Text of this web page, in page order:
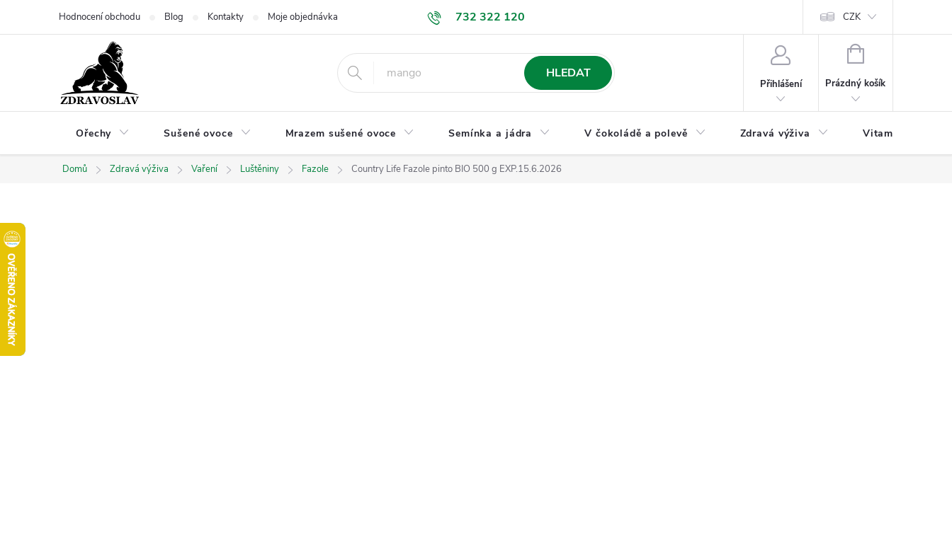
732 322 120
Hodnocení obchodu Blog Kontakty Moje objednávka GDPR a ochrana osobních údajů Jak nakupovat Formulář pro odstoupení od
CZK
HLEDAT
Přihlášení
NÁKUPNÍ
Prázdný košík
Ořechy Sušené ovoce Mrazem sušené ovoce Semínka a jádra V čokoládě a polevě Zdravá výživa Vitamíny a
Domů Zdravá výživa Vaření Luštěniny Fazole Country Life Fazole pinto BIO 500 g EXP.15.6.2026